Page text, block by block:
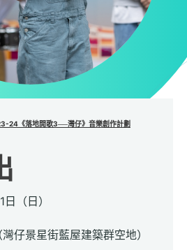
24《落地開歌3──灣仔》音樂創作計劃
（日）
仔景星街藍屋建築群空地）